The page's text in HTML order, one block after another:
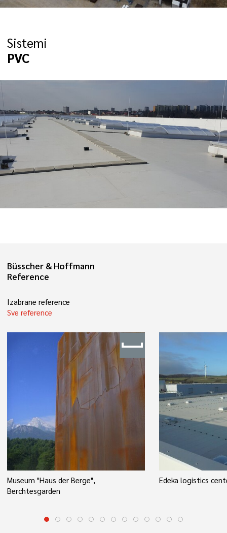
Sistemi
PVC
Büsscher & Hoffmann
Reference
Izabrane reference
Sve reference
Museum "Haus der Berge",
Berchtesgarden
Edeka logistics